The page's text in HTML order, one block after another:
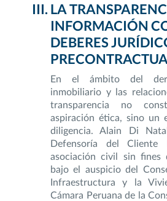
LA
INFORMACIÓN
DEBERES
En el ámbito del
inmobiliario y las
transparencia no
aspiración ética, sino un
diligencia. Alain Di
Defensoría del Cliente
asociación civil sin fines
bajo el auspicio del
Infraestructura y la
Cámara Peruana de la